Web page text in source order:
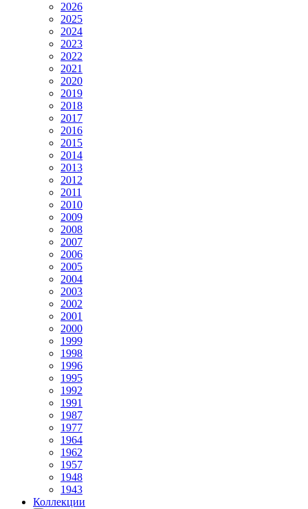
2026
2025
2024
2023
2022
2021
2020
2019
2018
2017
2016
2015
2014
2013
2012
2011
2010
2009
2008
2007
2006
2005
2004
2003
2002
2001
2000
1999
1998
1996
1995
1992
1991
1987
1977
1964
1962
1957
1948
1943
Коллекции